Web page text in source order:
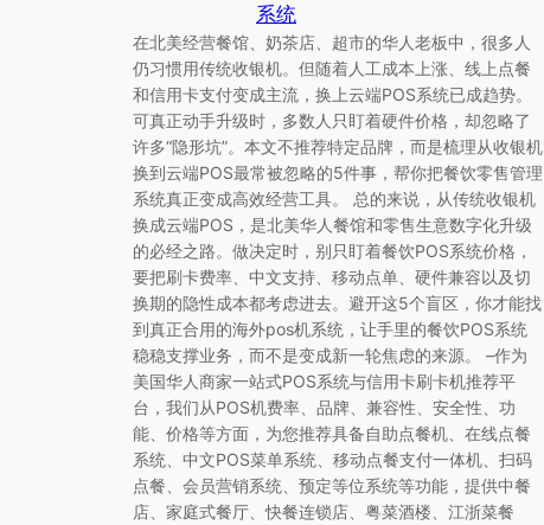
系统
在北美经营餐馆、奶茶店、超市的华人老板中，很多人
仍习惯用传统收银机。但随着人工成本上涨、线上点餐
和信用卡支付变成主流，换上云端POS系统已成趋势。
可真正动手升级时，多数人只盯着硬件价格，却忽略了
许多“隐形坑”。本文不推荐特定品牌，而是梳理从收银机
换到云端POS最常被忽略的5件事，帮你把餐饮零售管理
系统真正变成高效经营工具。 总的来说，从传统收银机
换成云端POS，是北美华人餐馆和零售生意数字化升级
的必经之路。做决定时，别只盯着餐饮POS系统价格，
要把刷卡费率、中文支持、移动点单、硬件兼容以及切
换期的隐性成本都考虑进去。避开这5个盲区，你才能找
到真正合用的海外pos机系统，让手里的餐饮POS系统
稳稳支撑业务，而不是变成新一轮焦虑的来源。 –作为
美国华人商家一站式POS系统与信用卡刷卡机推荐平
台，我们从POS机费率、品牌、兼容性、安全性、功
能、价格等方面，为您推荐具备自助点餐机、在线点餐
系统、中文POS菜单系统、移动点餐支付一体机、扫码
点餐、会员营销系统、预定等位系统等功能，提供中餐
店、家庭式餐厅、快餐连锁店、粤菜酒楼、江浙菜餐